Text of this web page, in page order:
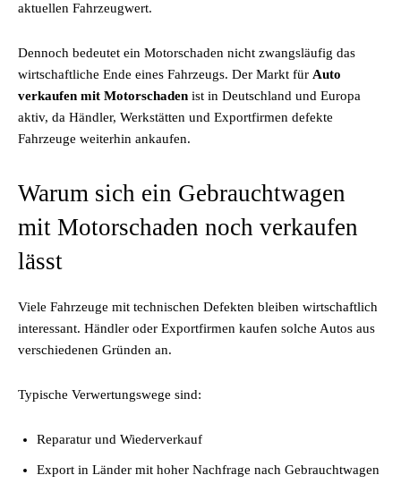
aktuellen Fahrzeugwert.
Dennoch bedeutet ein Motorschaden nicht zwangsläufig das
wirtschaftliche Ende eines Fahrzeugs. Der Markt für Auto
verkaufen mit Motorschaden ist in Deutschland und Europa
aktiv, da Händler, Werkstätten und Exportfirmen defekte
Fahrzeuge weiterhin ankaufen.
Warum sich ein Gebrauchtwagen
mit Motorschaden noch verkaufen
lässt
Viele Fahrzeuge mit technischen Defekten bleiben wirtschaftlich
interessant. Händler oder Exportfirmen kaufen solche Autos aus
verschiedenen Gründen an.
Typische Verwertungswege sind:
Reparatur und Wiederverkauf
Export in Länder mit hoher Nachfrage nach Gebrauchtwagen